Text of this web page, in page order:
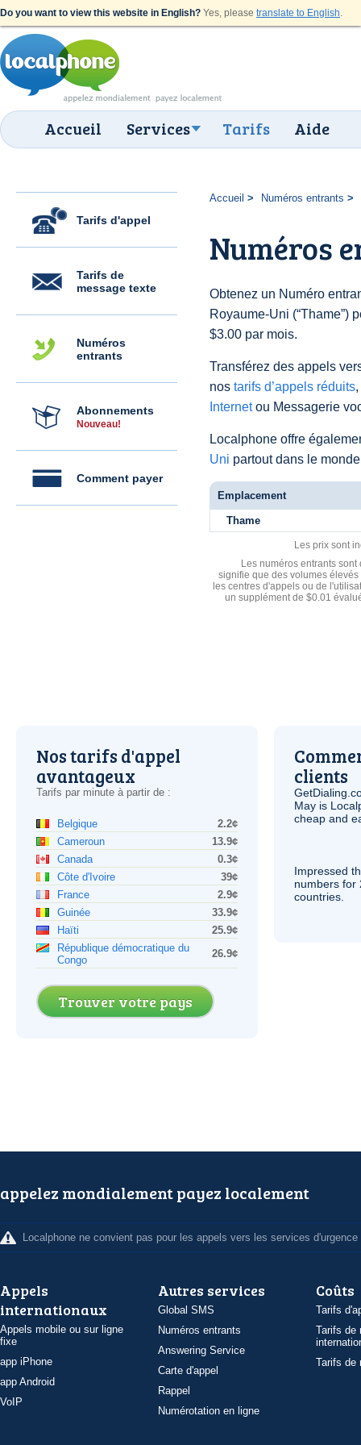
Do you want to view this website in English? Yes, please translate to English.
Accueil Services Tarifs Aide
Tarifs d'appel
Tarifs de
message texte
Numéros
entrants
Abonnements
Nouveau!
Comment payer
Accueil Numéros entrants
Numéros
Obtenez un Numéro
Royaume-Uni (“Thame”)
$3.00 par mois.
Transférez des appels
nos tarifs d’appels réduits
Internetou Messagerie
Localphone offre
Uni partout dans le
Emplacement
Thame
Les prix sont
Les numéros entrants
signifie que des volumes
les centres d'appels ou de
un supplément de $0.01
Nos tarifs d'appel
avantageux
Tarifs par minute à partir de :
Belgique
2.2¢
Cameroun
13.9¢
Canada
0.3¢
Côte d'Ivoire
39¢
France
2.9¢
Guinée
33.9¢
Haïti
25.9¢
République démocratique du
Congo
26.9¢
Trouver votre pays
clients
May is
cheap and
Impressed
numbers for
countries.
appelez mondialement payez localement
Localphone ne convient pas pour les appels vers les services d'urgence
Appels
internationaux
Appels mobile ou sur ligne
fixe
app iPhone
app Android
VoIP
Autres services
Global SMS
Numéros entrants
Answering Service
Carte d'appel
Rappel
Numérotation en ligne
Coûts
Tarifs
Tarifs de
Tarifs de